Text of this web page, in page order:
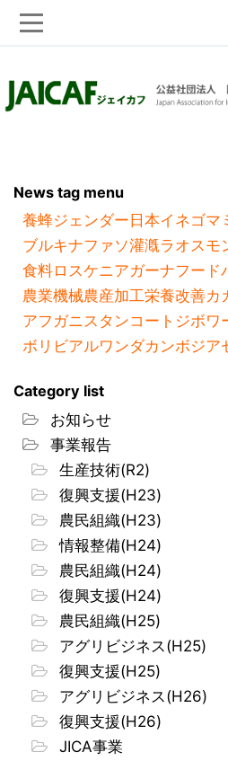
to
to
News tag menu
養蜂ジェンダー 日本イネゴマ
ブルキナファソ灌漑ラオスモ
食料ロスケニアガーナフード
農業機械農産加工栄養改善カ
アフガニスタンコートジボワ
ボリビアルワンダカンボジア
Category list
お知らせ
事業報告
生産技術(R2)
復興支援(H23)
農民組織(H23)
情報整備(H24)
農民組織(H24)
復興支援(H24)
農民組織(H25)
アグリビジネス(H25)
復興支援(H25)
アグリビジネス(H26)
復興支援(H26)
JICA事業